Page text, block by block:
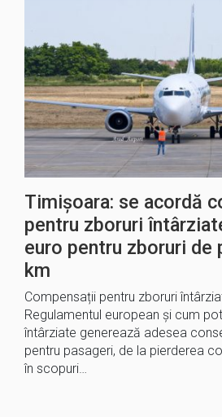
Timișoara: se acordă
pentru zboruri
euro pentru zboruri de
km
Compensații pentru zboruri
Regulamentul european și cum
întârziate generează adesea
pentru pasageri, de la pierderea
în scopuri…